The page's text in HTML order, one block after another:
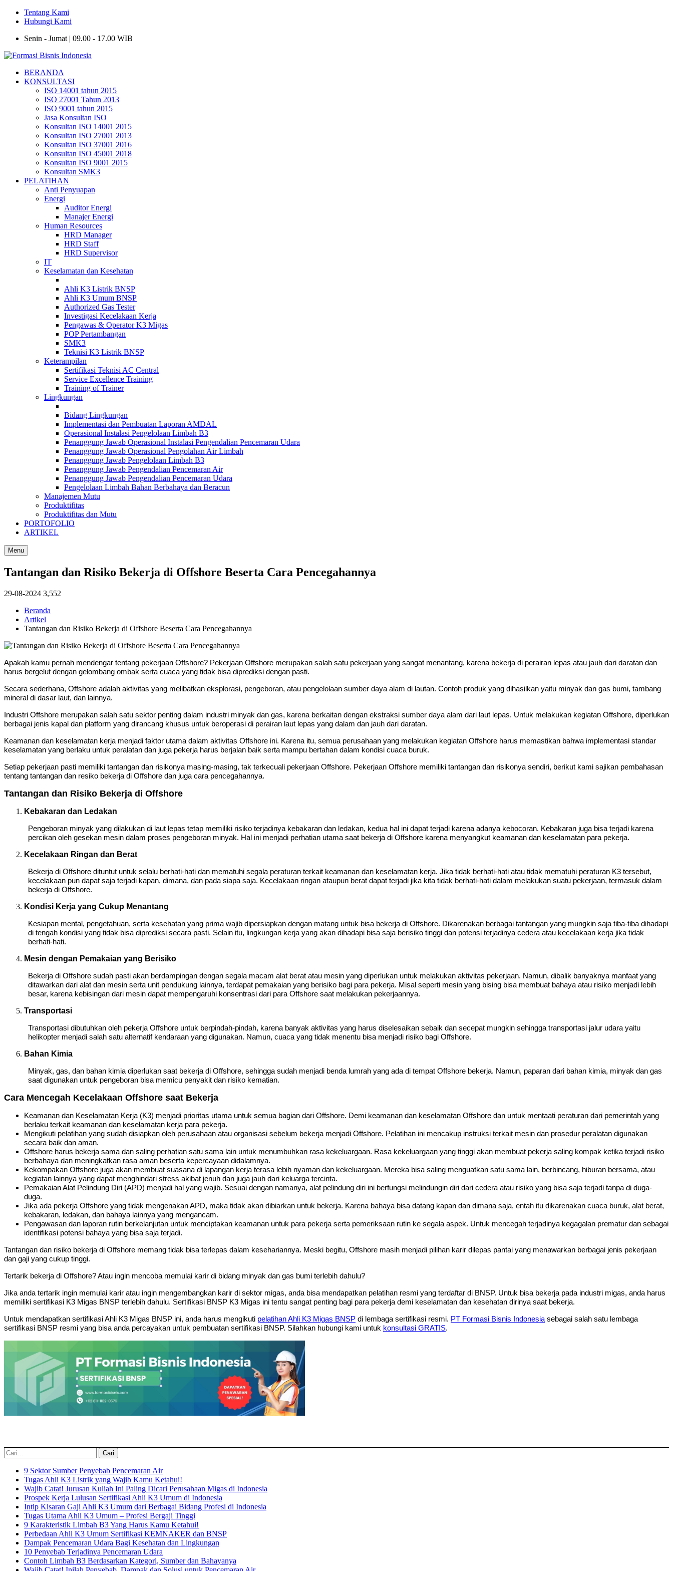
Tentang Kami
Hubungi Kami
Senin - Jumat | 09.00 - 17.00 WIB
BERANDA
KONSULTASI
ISO 14001 tahun 2015
ISO 27001 Tahun 2013
ISO 9001 tahun 2015
Jasa Konsultan ISO
Konsultan ISO 14001 2015
Konsultan ISO 27001 2013
Konsultan ISO 37001 2016
Konsultan ISO 45001 2018
Konsultan ISO 9001 2015
Konsultan SMK3
PELATIHAN
Anti Penyuapan
Energi
Auditor Energi
Manajer Energi
Human Resources
HRD Manager
HRD Staff
HRD Supervisor
IT
Keselamatan dan Kesehatan
Ahli K3 Listrik BNSP
Ahli K3 Umum BNSP
Authorized Gas Tester
Investigasi Kecelakaan Kerja
Pengawas & Operator K3 Migas
POP Pertambangan
SMK3
Teknisi K3 Listrik BNSP
Keterampilan
Sertifikasi Teknisi AC Central
Service Excellence Training
Training of Trainer
Lingkungan
Bidang Lingkungan
Implementasi dan Pembuatan Laporan AMDAL
Operasional Instalasi Pengelolaan Limbah B3
Penanggung Jawab Operasional Instalasi Pengendalian Pencemaran Udara
Penanggung Jawab Operasional Pengolahan Air Limbah
Penanggung Jawab Pengelolaan Limbah B3
Penanggung Jawab Pengendalian Pencemaran Air
Penanggung Jawab Pengendalian Pencemaran Udara
Pengelolaan Limbah Bahan Berbahaya dan Beracun
Manajemen Mutu
Produktifitas
Produktifitas dan Mutu
PORTOFOLIO
ARTIKEL
Menu
Tantangan dan Risiko Bekerja di Offshore Beserta Cara Pencegahannya
29-08-2024 3,552
Beranda
Artikel
Tantangan dan Risiko Bekerja di Offshore Beserta Cara Pencegahannya
Apakah kamu pernah mendengar tentang pekerjaan Offshore? Pekerjaan Offshore merupakan salah satu pekerjaan yang sangat menantang, karena bekerja di perairan lepas atau jauh dari daratan dan
harus bergelut dengan gelombang ombak serta cuaca yang tidak bisa diprediksi dengan pasti.
Secara sederhana, Offshore adalah aktivitas yang melibatkan eksplorasi, pengeboran, atau pengelolaan sumber daya alam di lautan. Contoh produk yang dihasilkan yaitu minyak dan gas bumi, tambang
mineral di dasar laut, dan lainnya.
Industri Offshore merupakan salah satu sektor penting dalam industri minyak dan gas, karena berkaitan dengan ekstraksi sumber daya alam dari laut lepas. Untuk melakukan kegiatan Offshore, diperlukan
berbagai jenis kapal dan platform yang dirancang khusus untuk beroperasi di perairan laut lepas yang dalam dan jauh dari daratan.
Keamanan dan keselamatan kerja menjadi faktor utama dalam aktivitas Offshore ini. Karena itu, semua perusahaan yang melakukan kegiatan Offshore harus memastikan bahwa implementasi standar
keselamatan yang berlaku untuk peralatan dan juga pekerja harus berjalan baik serta mampu bertahan dalam kondisi cuaca buruk.
Setiap pekerjaan pasti memiliki tantangan dan risikonya masing-masing, tak terkecuali pekerjaan Offshore. Pekerjaan Offshore memiliki tantangan dan risikonya sendiri, berikut kami sajikan pembahasan
tentang tantangan dan resiko bekerja di Offshore dan juga cara pencegahannya.
Tantangan dan Risiko Bekerja di Offshore
Kebakaran dan Ledakan
Pengeboran minyak yang dilakukan di laut lepas tetap memiliki risiko terjadinya kebakaran dan ledakan, kedua hal ini dapat terjadi karena adanya kebocoran. Kebakaran juga bisa terjadi karena
percikan oleh gesekan mesin dalam proses pengeboran minyak. Hal ini menjadi perhatian utama saat bekerja di Offshore karena menyangkut keamanan dan keselamatan para pekerja.
Kecelakaan Ringan dan Berat
Bekerja di Offshore dituntut untuk selalu berhati-hati dan mematuhi segala peraturan terkait keamanan dan keselamatan kerja. Jika tidak berhati-hati atau tidak mematuhi peraturan K3 tersebut,
kecelakaan pun dapat saja terjadi kapan, dimana, dan pada siapa saja. Kecelakaan ringan ataupun berat dapat terjadi jika kita tidak berhati-hati dalam melakukan suatu pekerjaan, termasuk dalam
bekerja di Offshore.
Kondisi Kerja yang Cukup Menantang
Kesiapan mental, pengetahuan, serta kesehatan yang prima wajib dipersiapkan dengan matang untuk bisa bekerja di Offshore. Dikarenakan berbagai tantangan yang mungkin saja tiba-tiba dihadapi
di tengah kondisi yang tidak bisa diprediksi secara pasti. Selain itu, lingkungan kerja yang akan dihadapi bisa saja berisiko tinggi dan potensi terjadinya cedera atau kecelakaan kerja jika tidak
berhati-hati.
Mesin dengan Pemakaian yang Berisiko
Bekerja di Offshore sudah pasti akan berdampingan dengan segala macam alat berat atau mesin yang diperlukan untuk melakukan aktivitas pekerjaan. Namun, dibalik banyaknya manfaat yang
ditawarkan dari alat dan mesin serta unit pendukung lainnya, terdapat pemakaian yang berisiko bagi para pekerja. Misal seperti mesin yang bising bisa membuat bahaya atau risiko menjadi lebih
besar, karena kebisingan dari mesin dapat mempengaruhi konsentrasi dari para Offshore saat melakukan pekerjaannya.
Transportasi
Transportasi dibutuhkan oleh pekerja Offshore untuk berpindah-pindah, karena banyak aktivitas yang harus diselesaikan sebaik dan secepat mungkin sehingga transportasi jalur udara yaitu
helikopter menjadi salah satu alternatif kendaraan yang digunakan. Namun, cuaca yang tidak menentu bisa menjadi risiko bagi Offshore.
Bahan Kimia
Minyak, gas, dan bahan kimia diperlukan saat bekerja di Offshore, sehingga sudah menjadi benda lumrah yang ada di tempat Offshore bekerja. Namun, paparan dari bahan kimia, minyak dan gas
saat digunakan untuk pengeboran bisa memicu penyakit dan risiko kematian.
Cara Mencegah Kecelakaan Offshore saat Bekerja
Keamanan dan Keselamatan Kerja (K3) menjadi prioritas utama untuk semua bagian dari Offshore. Demi keamanan dan keselamatan Offshore dan untuk mentaati peraturan dari pemerintah yang
berlaku terkait keamanan dan keselamatan kerja para pekerja.
Mengikuti pelatihan yang sudah disiapkan oleh perusahaan atau organisasi sebelum bekerja menjadi Offshore. Pelatihan ini mencakup instruksi terkait mesin dan prosedur peralatan digunakan
secara baik dan aman.
Offshore harus bekerja sama dan saling perhatian satu sama lain untuk menumbuhkan rasa kekeluargaan. Rasa kekeluargaan yang tinggi akan membuat pekerja saling kompak ketika terjadi risiko
berbahaya dan meningkatkan rasa aman beserta kepercayaan didalamnya.
Kekompakan Offshore juga akan membuat suasana di lapangan kerja terasa lebih nyaman dan kekeluargaan. Mereka bisa saling menguatkan satu sama lain, berbincang, hiburan bersama, atau
kegiatan lainnya yang dapat menghindari stress akibat jenuh dan juga jauh dari keluarga tercinta.
Pemakaian Alat Pelindung Diri (APD) menjadi hal yang wajib. Sesuai dengan namanya, alat pelindung diri ini berfungsi melindungin diri dari cedera atau risiko yang bisa saja terjadi tanpa di duga-
duga.
Jika ada pekerja Offshore yang tidak mengenakan APD, maka tidak akan dibiarkan untuk bekerja. Karena bahaya bisa datang kapan dan dimana saja, entah itu dikarenakan cuaca buruk, alat berat,
kebakaran, ledakan, dan bahaya lainnya yang mengancam.
Pengawasan dan laporan rutin berkelanjutan untuk menciptakan keamanan untuk para pekerja serta pemeriksaan rutin ke segala aspek. Untuk mencegah terjadinya kegagalan prematur dan sebagai
identifikasi potensi bahaya yang bisa saja terjadi.
Tantangan dan risiko bekerja di Offshore memang tidak bisa terlepas dalam kesehariannya. Meski begitu, Offshore masih menjadi pilihan karir dilepas pantai yang menawarkan berbagai jenis pekerjaan
dan gaji yang cukup tinggi.
Tertarik bekerja di Offshore? Atau ingin mencoba memulai karir di bidang minyak dan gas bumi terlebih dahulu?
Jika anda tertarik ingin memulai karir atau ingin mengembangkan karir di sektor migas, anda bisa mendapatkan pelatihan resmi yang terdaftar di BNSP. Untuk bisa bekerja pada industri migas, anda harus
memiliki sertifikasi K3 Migas BNSP terlebih dahulu. Sertifikasi BNSP K3 Migas ini tentu sangat penting bagi para pekerja demi keselamatan dan kesehatan dirinya saat bekerja.
Untuk mendapatkan sertifikasi Ahli K3 Migas BNSP ini, anda harus mengikuti pelatihan Ahli K3 Migas BNSP di lembaga sertifikasi resmi. PT Formasi Bisnis Indonesia sebagai salah satu lembaga
sertifikasi BNSP resmi yang bisa anda percayakan untuk pembuatan sertifikasi BNSP. Silahkan hubungi kami untuk konsultasi GRATIS.
9 Sektor Sumber Penyebab Pencemaran Air
Tugas Ahli K3 Listrik yang Wajib Kamu Ketahui!
Wajib Catat! Jurusan Kuliah Ini Paling Dicari Perusahaan Migas di Indonesia
Prospek Kerja Lulusan Sertifikasi Ahli K3 Umum di Indonesia
Intip Kisaran Gaji Ahli K3 Umum dari Berbagai Bidang Profesi di Indonesia
Tugas Utama Ahli K3 Umum – Profesi Bergaji Tinggi
9 Karakteristik Limbah B3 Yang Harus Kamu Ketahui!
Perbedaan Ahli K3 Umum Sertifikasi KEMNAKER dan BNSP
Dampak Pencemaran Udara Bagi Kesehatan dan Lingkungan
10 Penyebab Terjadinya Pencemaran Udara
Contoh Limbah B3 Berdasarkan Kategori, Sumber dan Bahayanya